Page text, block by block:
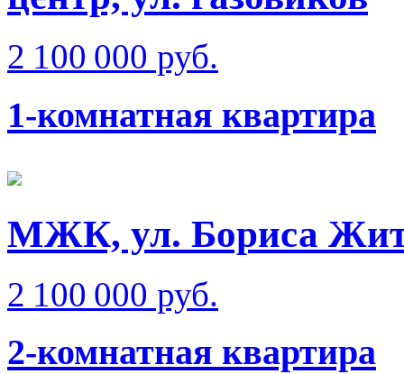
2 100 000 руб.
1-комнатная квартира
МЖК, ул. Бориса
2 100 000 руб.
2-комнатная квартира